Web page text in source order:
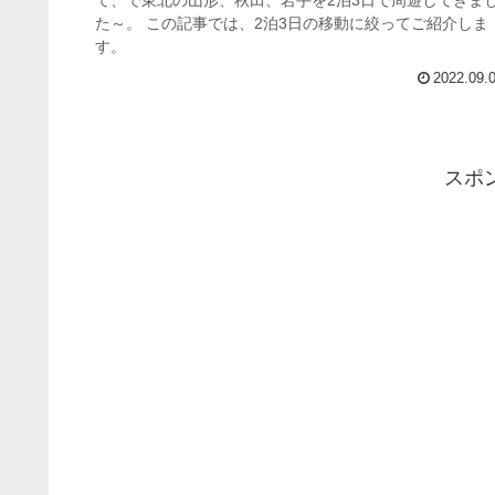
た～。 この記事では、2泊3日の移動に絞ってご紹介しま
す。
スポ